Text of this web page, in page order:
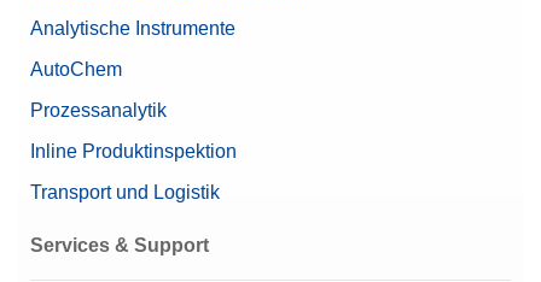
Analytische Instrumente
AutoChem
Prozessanalytik
Inline Produktinspektion
Transport und Logistik
Services & Support